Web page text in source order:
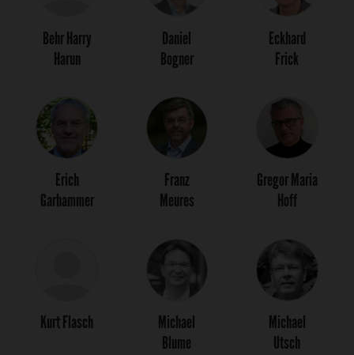
Behr Harry
Harun
Daniel
Bogner
Eckhard
Frick
Erich
Garhammer
Franz
Meures
Gregor Maria
Hoff
Kurt Flasch
Michael
Blume
Michael
Utsch